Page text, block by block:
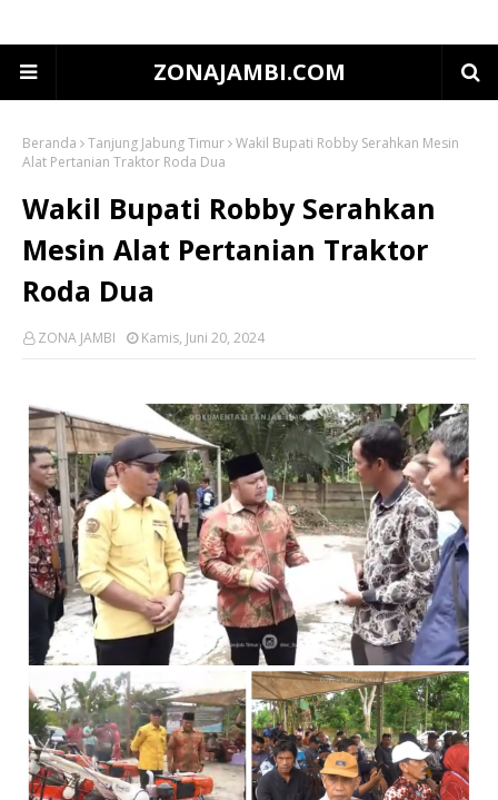
ZONAJAMBI.COM
Beranda Tanjung Jabung Timur Wakil Bupati Robby Serahkan Mesin
Alat Pertanian Traktor Roda Dua
Wakil Bupati Robby Serahkan
Mesin Alat Pertanian Traktor
Roda Dua
ZONA JAMBI Kamis, Juni 20, 2024